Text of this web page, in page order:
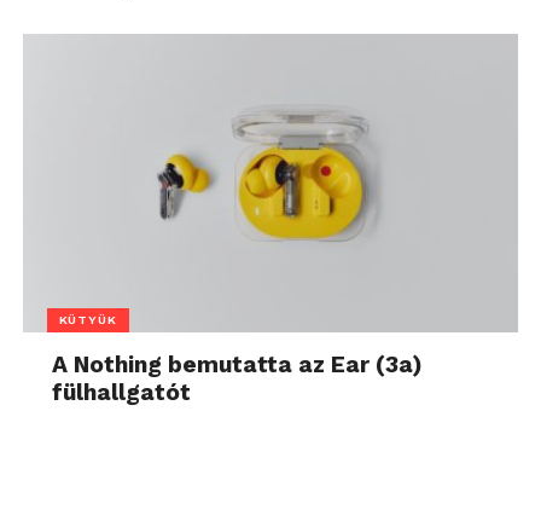
KÜTYÜK
A Nothing bemutatta az Ear (3a)
fülhallgatót